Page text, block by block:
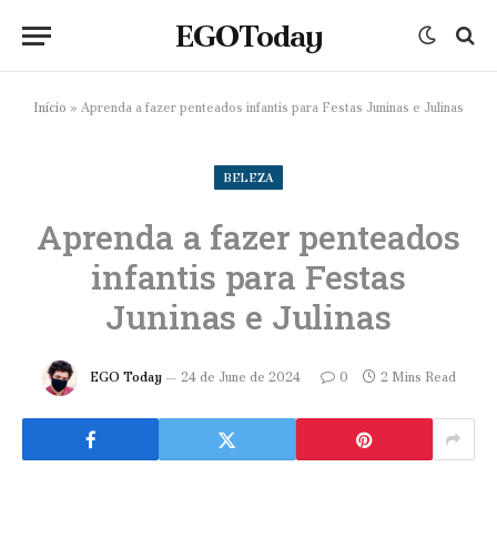
EGOToday
Início » Aprenda a fazer penteados infantis para Festas Juninas e Julinas
BELEZA
Aprenda a fazer penteados
infantis para Festas
Juninas e Julinas
EGO Today 24 de June de 2024 0 2 Mins Read